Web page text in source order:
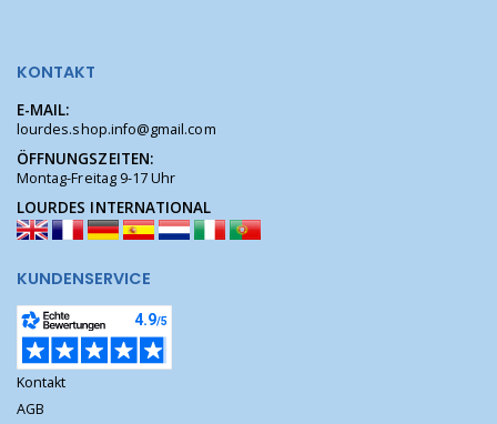
KONTAKT
E-MAIL:
lourdes.shop.info@gmail.com
ÖFFNUNGSZEITEN:
Montag-Freitag 9-17 Uhr
LOURDES INTERNATIONAL
KUNDENSERVICE
Kontakt
AGB